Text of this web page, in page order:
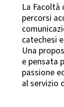
La Facoltà
percorsi
catechesi
Una
e pensata
passione
al servizio